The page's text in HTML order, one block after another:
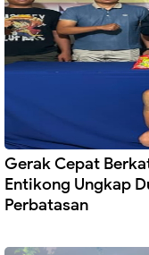
Gerak Cepat
Entikong Ungkap
Perbatasan